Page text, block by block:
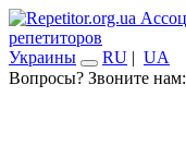
репетиторов
Украины
RU | UA
Вопросы? Звоните нам: